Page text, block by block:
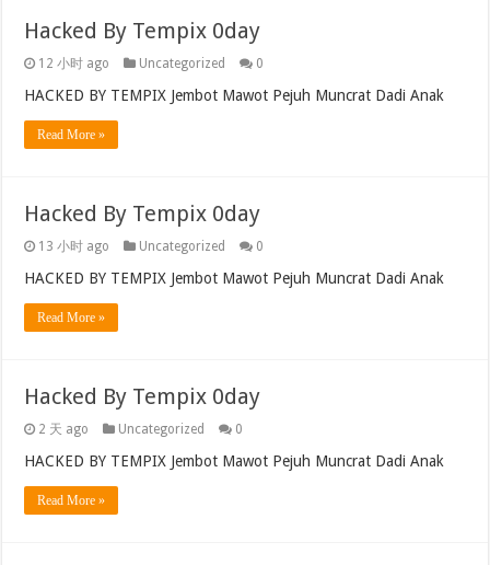
Hacked By Tempix 0day
12 小时 ago Uncategorized 0
HACKED BY TEMPIX Jembot Mawot Pejuh Muncrat Dadi Anak
Read More »
Hacked By Tempix 0day
13 小时 ago Uncategorized 0
HACKED BY TEMPIX Jembot Mawot Pejuh Muncrat Dadi Anak
Read More »
Hacked By Tempix 0day
2 天 ago Uncategorized 0
HACKED BY TEMPIX Jembot Mawot Pejuh Muncrat Dadi Anak
Read More »